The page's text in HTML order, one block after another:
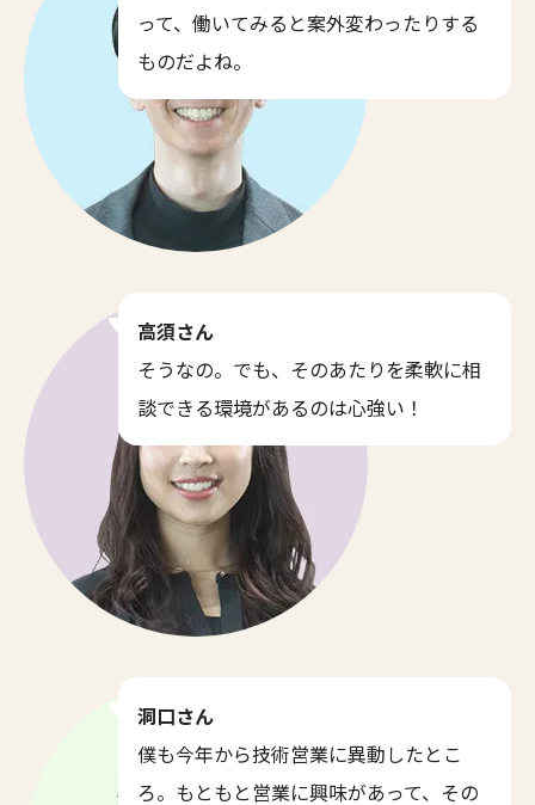
って、働いてみると案外変わったりする
ものだよね。
高須さん
そうなの。でも、そのあたりを柔軟に相
談できる環境があるのは心強い！
洞口さん
僕も今年から技術営業に異動したとこ
ろ。もともと営業に興味があって、その